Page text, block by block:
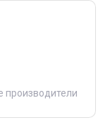
производители